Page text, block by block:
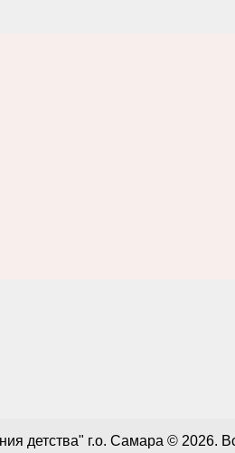
детства" г.о. Самара © 2026.